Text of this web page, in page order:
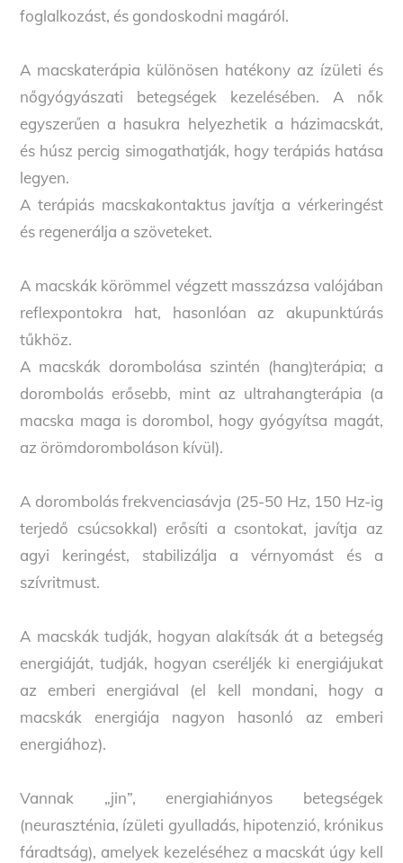
foglalkozást, és gondoskodni magáról.
A macskaterápia különösen hatékony az ízületi és
nőgyógyászati betegségek kezelésében. A nők
egyszerűen a hasukra helyezhetik a házimacskát,
és húsz percig simogathatják, hogy terápiás hatása
legyen.
A terápiás macskakontaktus javítja a vérkeringést
és regenerálja a szöveteket.
A macskák körömmel végzett masszázsa valójában
reflexpontokra hat, hasonlóan az akupunktúrás
tűkhöz.
A macskák dorombolása szintén (hang)terápia; a
dorombolás erősebb, mint az ultrahangterápia (a
macska maga is dorombol, hogy gyógyítsa magát,
az örömdoromboláson kívül).
A dorombolás frekvenciasávja (25-50 Hz, 150 Hz-ig
terjedő csúcsokkal) erősíti a csontokat, javítja az
agyi keringést, stabilizálja a vérnyomást és a
szívritmust.
A macskák tudják, hogyan alakítsák át a betegség
energiáját, tudják, hogyan cseréljék ki energiájukat
az emberi energiával (el kell mondani, hogy a
macskák energiája nagyon hasonló az emberi
energiához).
Vannak „jin”, energiahiányos betegségek
(neuraszténia, ízületi gyulladás, hipotenzió, krónikus
fáradtság), amelyek kezeléséhez a macskát úgy kell